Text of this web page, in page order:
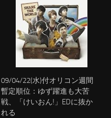
09/04/22(水)付オリコン週間
暫定順位：ゆず躍進も大苦
戦、「けいおん!」EDに抜か
れる